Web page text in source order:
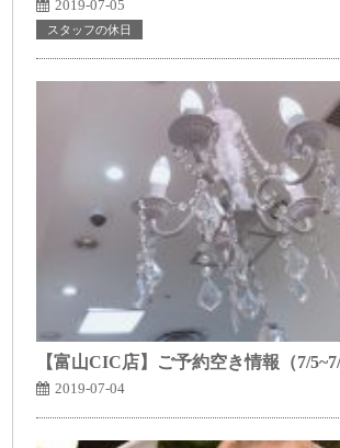
2019-07-05
スタッフの休日
【富山CIC店】ご予約空き情報（7/5~7/
2019-07-04